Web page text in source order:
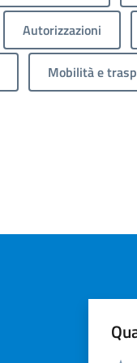
Autorizzazioni
Mobilità e